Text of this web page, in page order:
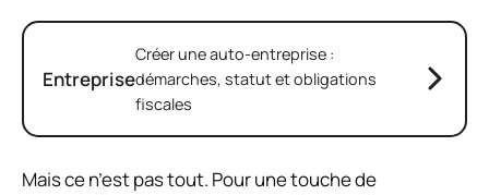
Entreprise
Créer une auto-entreprise :
démarches, statut et obligations
fiscales
Mais ce n’est pas tout. Pour une touche de